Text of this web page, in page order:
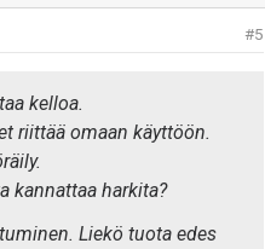
#5
kelloa.
riittää omaan käyttöön.
kannattaa harkita?
Liekö tuota edes